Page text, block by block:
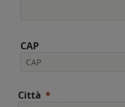
CAP
Città